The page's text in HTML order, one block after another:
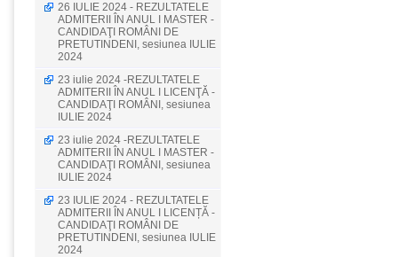
26 IULIE 2024 - REZULTATELE
ADMITERII ÎN ANUL I MASTER -
CANDIDAŢI ROMÂNI DE
PRETUTINDENI, sesiunea IULIE
2024
23 iulie 2024 -REZULTATELE
ADMITERII ÎN ANUL I LICENŢĂ -
CANDIDAŢI ROMÂNI, sesiunea
IULIE 2024
23 iulie 2024 -REZULTATELE
ADMITERII ÎN ANUL I MASTER -
CANDIDAŢI ROMÂNI, sesiunea
IULIE 2024
23 IULIE 2024 - REZULTATELE
ADMITERII ÎN ANUL I LICENȚĂ -
CANDIDAŢI ROMÂNI DE
PRETUTINDENI, sesiunea IULIE
2024